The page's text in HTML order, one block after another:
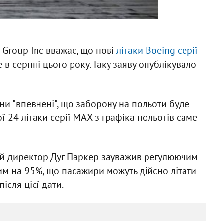
Inc вважає, що нові літаки Boeing серії
серпні цього року. Таку заяву опублікувало
"впевнені", що заборону на польоти буде
літаки серії МАХ з графіка польотів саме
Дуг Паркер зауважив регулюючим
на 95%, що пасажири можуть дійсно літати
цієї дати.